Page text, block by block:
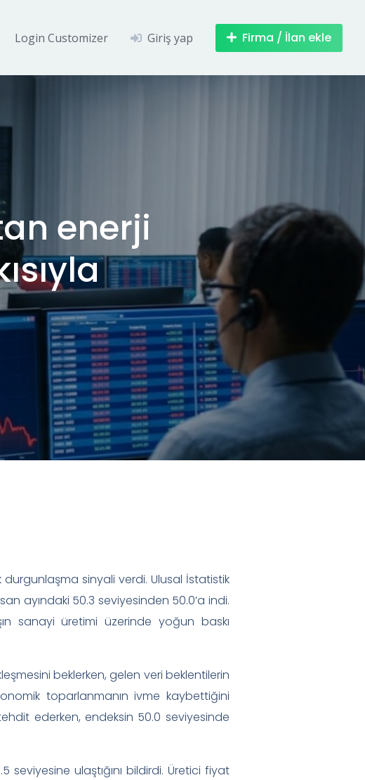
Login Customizer Giriş yap Firma / İlan ekle
enerji
sinyali verdi. Ulusal İstatistik
ayındaki 50.3 seviyesinden 50.0’a indi.
sanayi üretimi üzerinde yoğun baskı
beklerken, gelen veri beklentilerin
toparlanmanın ivme kaybettiğini
tehdit ederken, endeksin 50.0 seviyesinde
ulaştığını bildirdi. Üretici fiyat